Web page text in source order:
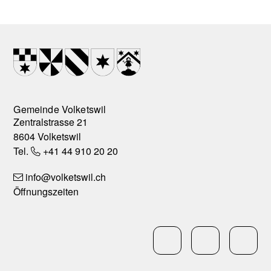
Footer
Wappen
Gemeinde Volketswil
Zentralstrasse 21
8604 Volketswil
Tel.
+41 44 910 20 20
info@volketswil.ch
Öffnungszeiten
LinkedIn